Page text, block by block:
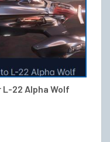
22 Alpha Wolf
WARENKORB